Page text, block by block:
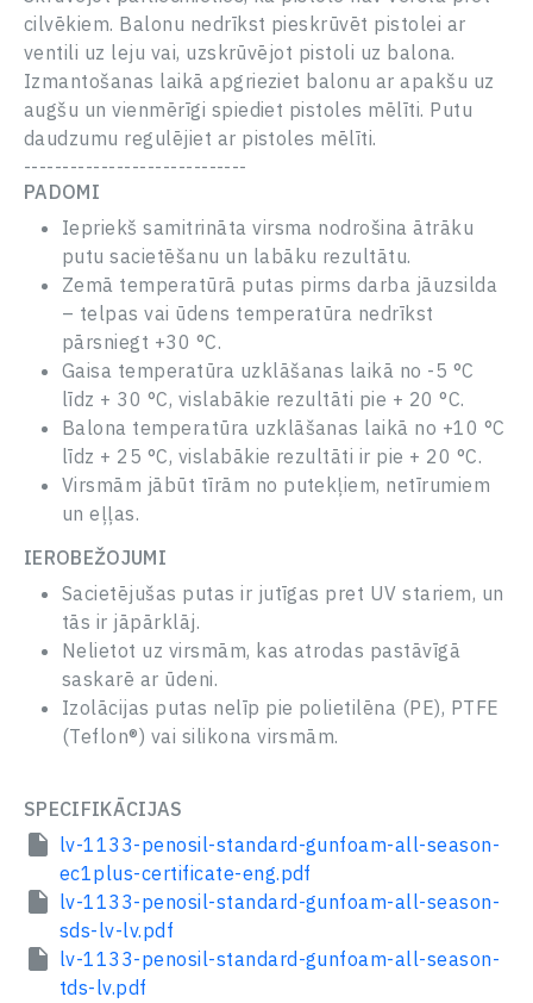
Parole
Aizmirsi savu paroli?
E-pasts
CANCEL RESERVATION
CONTINUE
REMOVE FROM FAVOURITES
CONTINUE
cilvēkiem. Balonu nedrīkst pieskrūvēt pistolei ar
ventili uz leju vai, uzskrūvējot pistoli uz balona.
Izmantošanas laikā apgrieziet balonu ar apakšu uz
augšu un vienmērīgi spiediet pistoles mēlīti. Putu
daudzumu regulējiet ar pistoles mēlīti.
-----------------------------
PADOMI
Iepriekš samitrināta virsma nodrošina ātrāku
putu sacietēšanu un labāku rezultātu.
Zemā temperatūrā putas pirms darba jāuzsilda
– telpas vai ūdens temperatūra nedrīkst
pārsniegt +30 °C.
Gaisa temperatūra uzklāšanas laikā no -5 °C
līdz + 30 °C, vislabākie rezultāti pie + 20 °C.
Balona temperatūra uzklāšanas laikā no +10 °C
līdz + 25 °C, vislabākie rezultāti ir pie + 20 °C.
Virsmām jābūt tīrām no putekļiem, netīrumiem
un eļļas.
IEROBEŽOJUMI
Sacietējušas putas ir jutīgas pret UV stariem, un
tās ir jāpārklāj.
Nelietot uz virsmām, kas atrodas pastāvīgā
saskarē ar ūdeni.
Izolācijas putas nelīp pie polietilēna (PE), PTFE
(Teflon®) vai silikona virsmām.
SPECIFIKĀCIJAS
lv-1133-penosil-standard-gunfoam-all-season-
ec1plus-certificate-eng.pdf
lv-1133-penosil-standard-gunfoam-all-season-
sds-lv-lv.pdf
lv-1133-penosil-standard-gunfoam-all-season-
tds-lv.pdf
E-pasts
Adrese
AIZVERT